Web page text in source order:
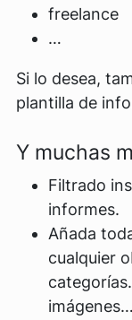
freelance
…
Si lo desea,
plantilla de
Y muchas
Filtrado
informes.
Añada
cualquier